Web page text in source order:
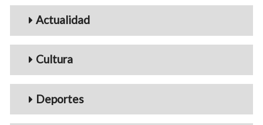
Menu_Videos
Actualidad
Cultura
Deportes